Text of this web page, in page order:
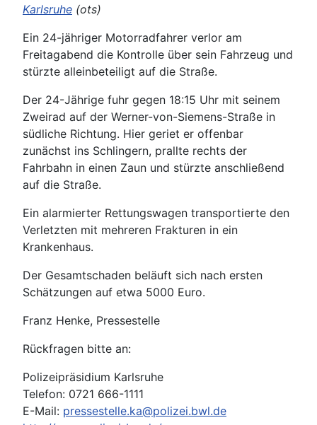
Karlsruhe (ots)
Ein 24-jähriger Motorradfahrer verlor am
Freitagabend die Kontrolle über sein Fahrzeug und
stürzte alleinbeteiligt auf die Straße.
Der 24-Jährige fuhr gegen 18:15 Uhr mit seinem
Zweirad auf der Werner-von-Siemens-Straße in
südliche Richtung. Hier geriet er offenbar
zunächst ins Schlingern, prallte rechts der
Fahrbahn in einen Zaun und stürzte anschließend
auf die Straße.
Ein alarmierter Rettungswagen transportierte den
Verletzten mit mehreren Frakturen in ein
Krankenhaus.
Der Gesamtschaden beläuft sich nach ersten
Schätzungen auf etwa 5000 Euro.
Franz Henke, Pressestelle
Rückfragen bitte an:
Polizeipräsidium Karlsruhe
Telefon: 0721 666-1111
E-Mail: pressestelle.ka@polizei.bwl.de